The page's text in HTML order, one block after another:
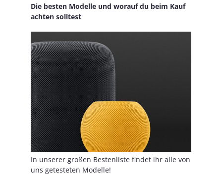
Die besten Modelle und worauf du beim Kauf
achten solltest
In unserer großen Bestenliste findet ihr alle von
uns getesteten Modelle!